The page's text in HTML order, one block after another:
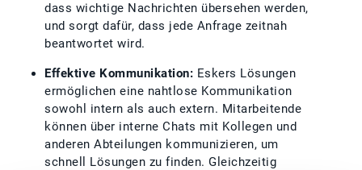
dass wichtige Nachrichten übersehen werden,
und sorgt dafür, dass jede Anfrage zeitnah
beantwortet wird.
Effektive Kommunikation: Eskers Lösungen
ermöglichen eine nahtlose Kommunikation
sowohl intern als auch extern. Mitarbeitende
können über interne Chats mit Kollegen und
anderen Abteilungen kommunizieren, um
schnell Lösungen zu finden. Gleichzeitig